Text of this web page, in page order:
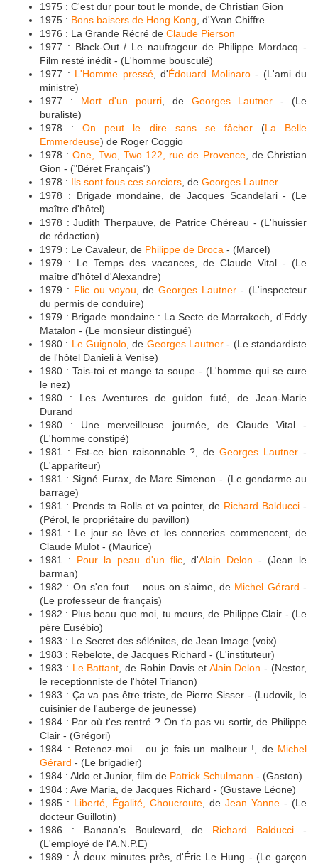
1975 : C'est dur pour tout le monde, de Christian Gion
1975 : Bons baisers de Hong Kong, d'Yvan Chiffre
1976 : La Grande Récré de Claude Pierson
1977 : Black-Out / Le naufrageur de Philippe Mordacq -
Film resté inédit - (L'homme bousculé)
1977 : L'Homme pressé, d'Édouard Molinaro- (L'ami du
ministre)
1977 : Mort d'un pourri, de Georges Lautner - (Le
buraliste)
1978 :On peut le dire sans se fâcher(La Belle
Emmerdeuse) de Roger Coggio
1978 :One, Two, Two 122, rue de Provence, de Christian
Gion - ("Béret Français")
1978 : Ils sont fous ces sorciers, de Georges Lautner
1978 : Brigade mondaine, de Jacques Scandelari - (Le
maître d'hôtel)
1978 : Judith Therpauve, de Patrice Chéreau - (L'huissier
de rédaction)
1979 : Le Cavaleur, de Philippe de Broca - (Marcel)
1979 : Le Temps des vacances, de Claude Vital - (Le
maître d'hôtel d'Alexandre)
1979 : Flic ou voyou, deGeorges Lautner - (L'inspecteur
du permis de conduire)
1979 : Brigade mondaine : La Secte de Marrakech, d'Eddy
Matalon - (Le monsieur distingué)
1980 : Le Guignolo, de Georges Lautner - (Le standardiste
de l'hôtel Danieli à Venise)
1980 : Tais-toi et mange ta soupe - (L'homme qui se cure
le nez)
1980 : Les Aventures de guidon futé, de Jean-Marie
Durand
1980 : Une merveilleuse journée, de Claude Vital -
(L'homme constipé)
1981 : Est-ce bien raisonnable ?, deGeorges Lautner -
(L'appariteur)
1981 : Signé Furax, de Marc Simenon - (Le gendarme au
barrage)
1981 : Prends ta Rolls et va pointer, de Richard Balducci -
(Pérol, le propriétaire du pavillon)
1981 : Le jour se lève et les conneries commencent, de
Claude Mulot - (Maurice)
1981 : Pour la peau d'un flic, d'Alain Delon - (Jean le
barman)
1982 : On s'en fout… nous on s'aime, de Michel Gérard -
(Le professeur de français)
1982 : Plus beau que moi, tu meurs, de Philippe Clair - (Le
père Eusébio)
1983 : Le Secret des sélénites, de Jean Image (voix)
1983 : Rebelote, de Jacques Richard - (L'instituteur)
1983 : Le Battant, de Robin Davis et Alain Delon - (Nestor,
le receptionniste de l'hôtel Trianon)
1983 : Ça va pas être triste, de Pierre Sisser - (Ludovik, le
cuisinier de l'auberge de jeunesse)
1984 : Par où t'es rentré ? On t'a pas vu sortir, de Philippe
Clair - (Grégori)
1984 : Retenez-moi... ou je fais un malheur !, de Michel
Gérard - (Le brigadier)
1984 : Aldo et Junior, film de Patrick Schulmann - (Gaston)
1984 : Ave Maria, de Jacques Richard - (Gustave Léone)
1985 : Liberté, Égalité, Choucroute, de Jean Yanne - (Le
docteur Guillotin)
1986 : Banana's Boulevard, de Richard Balducci -
(L'employé de l'A.N.P.E)
1989 : À deux minutes près, d'Éric Le Hung - (Le garçon